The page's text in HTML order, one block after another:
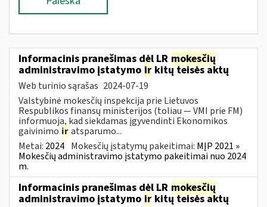
Informacinis pranešimas dėl LR mokesčių
administravimo įstatymo ir kitų teisės aktų
Web turinio sąrašas 2024-07-19
Valstybinė mokesčių inspekcija prie Lietuvos
Respublikos finansų ministerijos (toliau — VMI prie FM)
informuoja, kad siekdamas įgyvendinti Ekonomikos
gaivinimo iratsparumo...
Metai: 2024 Mokesčių įstatymų pakeitimai: MĮP 2021 »
Mokesčių administravimo įstatymo pakeitimai nuo 2024
m.
Informacinis pranešimas dėl LR mokesčių
administravimo įstatymo ir kitų teisės aktų